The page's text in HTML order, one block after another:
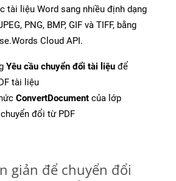
tài liệu Word sang nhiều định dạng
PNG, BMP, GIF và TIFF, bằng
Cloud API.
Yêu cầu chuyển đổi tài liệu để
tài liệu
ConvertDocument của lớp
đổi từ PDF
giản để chuyển đổi